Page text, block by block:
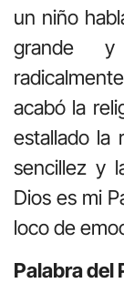
un niño
grande y
acabó la
estallado la
sencillez y
Dios es mi
loco de
Palabra del